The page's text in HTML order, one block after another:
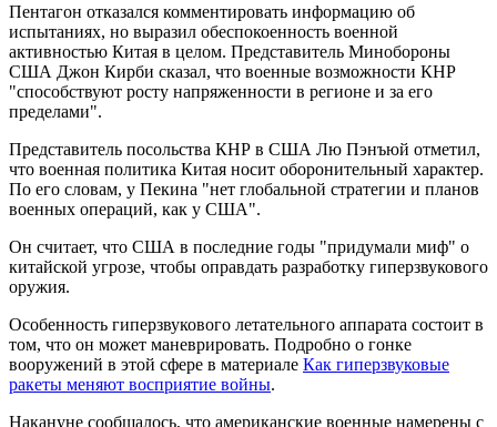
Пентагон отказался комментировать информацию об
испытаниях, но выразил обеспокоенность военной
активностью Китая в целом. Представитель Минобороны
США Джон Кирби сказал, что военные возможности КНР
"способствуют росту напряженности в регионе и за его
пределами".
Представитель посольства КНР в США Лю Пэнъюй отметил,
что военная политика Китая носит оборонительный характер.
По его словам, у Пекина "нет глобальной стратегии и планов
военных операций, как у США".
Он считает, что США в последние годы "придумали миф" о
китайской угрозе, чтобы оправдать разработку гиперзвукового
оружия.
Особенность гиперзвукового летательного аппарата состоит в
том, что он может маневрировать. Подробно о гонке
вооружений в этой сфере в материале Как гиперзвуковые
ракеты меняют восприятие войны.
Накануне сообщалось, что американские военные намерены с